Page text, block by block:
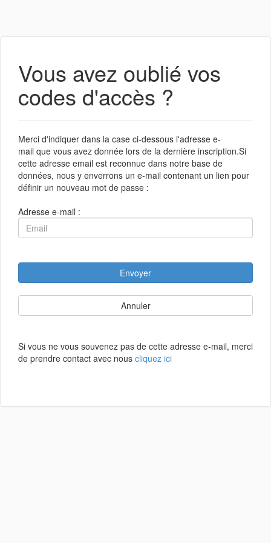
Vous avez oublié vos
codes d'accès ?
Merci d'indiquer dans la case ci-dessous l'adresse e-
mail que vous avez donnée lors de la dernière inscription.Si
cette adresse email est reconnue dans notre base de
données, nous y enverrons un e-mail contenant un lien pour
définir un nouveau mot de passe :
Adresse e-mail :
Envoyer
Annuler
Si vous ne vous souvenez pas de cette adresse e-mail, merci
de prendre contact avec nous cliquez ici